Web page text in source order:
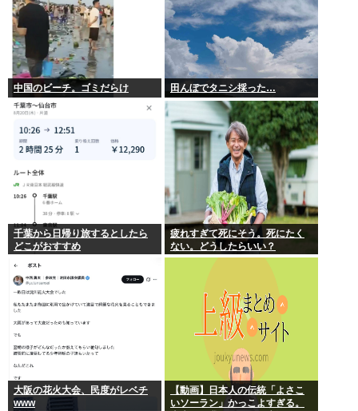
中国のビーチ。ゴミだらけ 田んぼでタニシ採った…
千葉から日帰り旅するとしたら
どこがおすすめ
疲れすぎて死にそう。死にたく
ない。どうしたらいい？
大阪の花火大会、民度がレベチ
www
【動画】日本人の伝統「よさこ
いソーラン」かっこよすぎる。